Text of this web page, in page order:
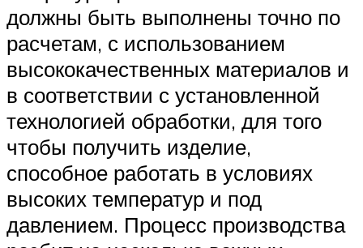
должны быть выполнены точно по
расчетам, с использованием
высококачественных материалов и
в соответствии с установленной
технологией обработки, для того
чтобы получить изделие,
способное работать в условиях
высоких температур и под
давлением. Процесс производства